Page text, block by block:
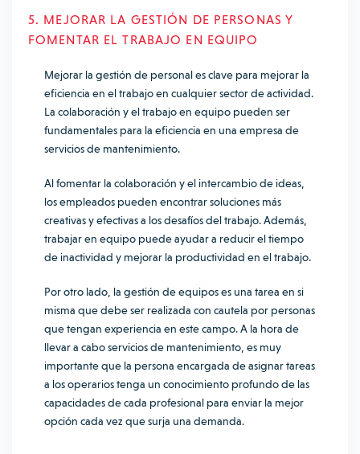
5. MEJORAR LA GESTIÓN DE PERSONAS Y
FOMENTAR EL TRABAJO EN EQUIPO
Mejorar la gestión de personal es clave para mejorar la
eficiencia en el trabajo en cualquier sector de actividad.
La colaboración y el trabajo en equipo pueden ser
fundamentales para la eficiencia en una empresa de
servicios de mantenimiento.
Al fomentar la colaboración y el intercambio de ideas,
los empleados pueden encontrar soluciones más
creativas y efectivas a los desafíos del trabajo. Además,
trabajar en equipo puede ayudar a reducir el tiempo
de inactividad y mejorar la productividad en el trabajo.
Por otro lado, la gestión de equipos es una tarea en si
misma que debe ser realizada con cautela por personas
que tengan experiencia en este campo. A la hora de
llevar a cabo servicios de mantenimiento, es muy
importante que la persona encargada de asignar tareas
a los operarios tenga un conocimiento profundo de las
capacidades de cada profesional para enviar la mejor
opción cada vez que surja una demanda.